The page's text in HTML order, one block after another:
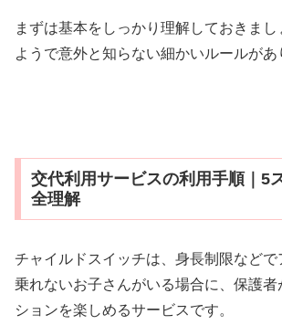
まずは基本をしっかり理解しておきま
ようで意外と知らない細かいルールがあ
交代利用サービスの利用手順｜5
全理解
チャイルドスイッチは、身長制限などで
乗れないお子さんがいる場合に、保護者
ションを楽しめるサービスです。